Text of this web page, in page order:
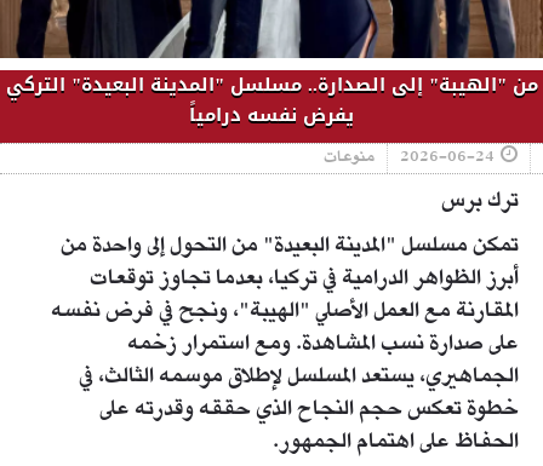
من "الهيبة" إلى الصدارة.. مسلسل "المدينة البعيدة" التركي
يفرض نفسه درامياً
2026-06-24 منوعات
ترك برس
تمكن مسلسل "المدينة البعيدة" من التحول إلى واحدة من
أبرز الظواهر الدرامية في تركيا، بعدما تجاوز توقعات
المقارنة مع العمل الأصلي "الهيبة"، ونجح في فرض نفسه
على صدارة نسب المشاهدة. ومع استمرار زخمه
الجماهيري، يستعد المسلسل لإطلاق موسمه الثالث، في
خطوة تعكس حجم النجاح الذي حققه وقدرته على
الحفاظ على اهتمام الجمهور.